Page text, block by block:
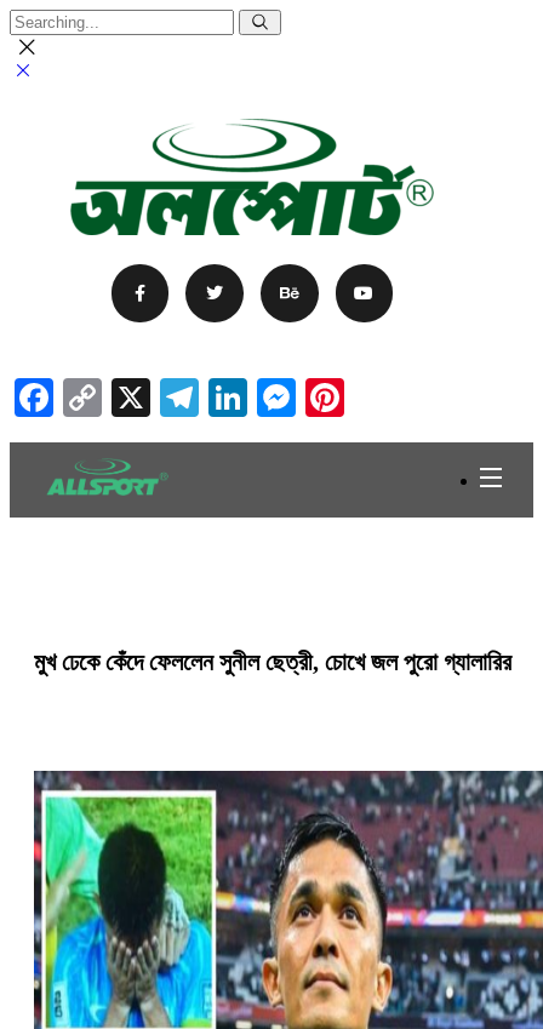
Facebook
Copy
Link
X Telegram
LinkedIn
Messenger
মুখ ঢেকে কেঁদে ফেললেন সুনীল ছেত্রী, চোখে জল পুরো গ্যালারির